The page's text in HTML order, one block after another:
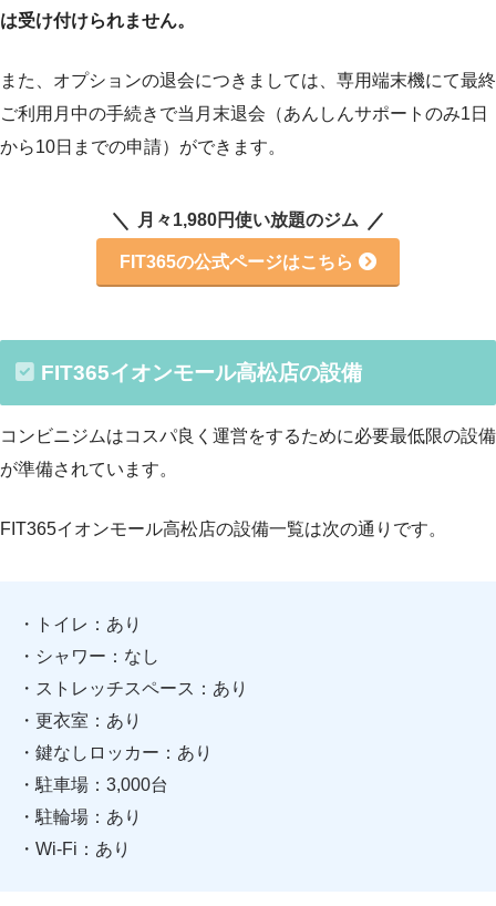
は受け付けられません。
また、オプションの退会につきましては、専用端末機にて最終
ご利用月中の手続きで当月末退会（あんしんサポートのみ1日
から10日までの申請）ができます。
月々1,980円使い放題のジム
FIT365の公式ページはこちら
FIT365イオンモール高松店の設備
コンビニジムはコスパ良く運営をするために必要最低限の設備
が準備されています。
FIT365イオンモール高松店の設備一覧は次の通りです。
・トイレ：あり
・シャワー：なし
・ストレッチスペース：あり
・更衣室：あり
・鍵なしロッカー：あり
・駐車場：3,000台
・駐輪場：あり
・Wi-Fi：あり